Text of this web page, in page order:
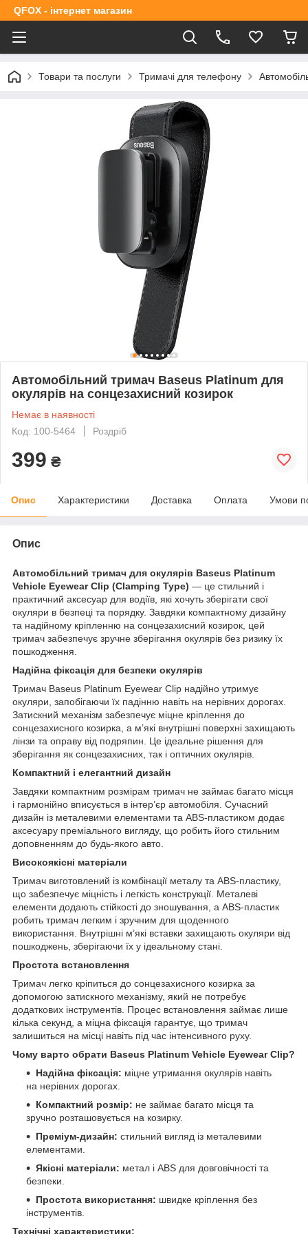
QFOX - інтернет магазин
Товари та послуги Тримачі для телефону
Автомобільний тримач Baseus Platinum для
окулярів на сонцезахисний козирок
Немає в наявності
Код: 100-5464
Роздріб
399 ₴
Опис Характеристики Доставка Оплата Умови
Опис
Автомобільний тримач для окулярів Baseus Platinum
Vehicle Eyewear Clip (Clamping Type) — це стильний і
практичний аксесуар для водіїв, які хочуть зберігати свої
окуляри в безпеці та порядку. Завдяки компактному дизайну
та надійному кріпленню на сонцезахисний козирок, цей
тримач забезпечує зручне зберігання окулярів без ризику їх
пошкодження.
Надійна фіксація для безпеки окулярів
Тримач Baseus Platinum Eyewear Clip надійно утримує
окуляри, запобігаючи їх падінню навіть на нерівних дорогах.
Затискний механізм забезпечує міцне кріплення до
сонцезахисного козирка, а м’які внутрішні поверхні захищають
лінзи та оправу від подряпин. Це ідеальне рішення для
зберігання як сонцезахисних, так і оптичних окулярів.
Компактний і елегантний дизайн
Завдяки компактним розмірам тримач не займає багато місця
і гармонійно вписується в інтер’єр автомобіля. Сучасний
дизайн із металевими елементами та ABS-пластиком додає
аксесуару преміального вигляду, що робить його стильним
доповненням до будь-якого авто.
Високоякісні матеріали
Тримач виготовлений із комбінації металу та ABS-пластику,
що забезпечує міцність і легкість конструкції. Металеві
елементи додають стійкості до зношування, а ABS-пластик
робить тримач легким і зручним для щоденного
використання. Внутрішні м’які вставки захищають окуляри від
пошкоджень, зберігаючи їх у ідеальному стані.
Простота встановлення
Тримач легко кріпиться до сонцезахисного козирка за
допомогою затискного механізму, який не потребує
додаткових інструментів. Процес встановлення займає лише
кілька секунд, а міцна фіксація гарантує, що тримач
залишиться на місці навіть під час інтенсивного руху.
Чому варто обрати Baseus Platinum Vehicle Eyewear Clip?
Надійна фіксація: міцне утримання окулярів навіть
на нерівних дорогах.
Компактний розмір: не займає багато місця та
зручно розташовується на козирку.
Преміум-дизайн: стильний вигляд із металевими
елементами.
Якісні матеріали: метал і ABS для довговічності та
безпеки.
Простота використання: швидке кріплення без
інструментів.
Технічні характеристики: